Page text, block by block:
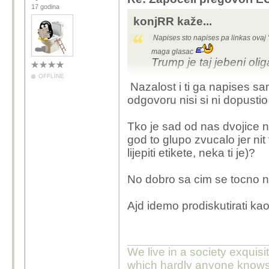
Uostalom, jedan
JudgingFreedom YT
17 godina
OFFLINE
konjRR kaže...
Napises sto napises pa linkas
maga glasac
Trump je taj jebeni
Nazalost i ti ga napises
odgovoru nisi si ni
Tko je sad od nas dvojice
god to glupo zvucalo jer
lijepiti etikete, neka ti je)?
No dobro sa cim se tocno
Ajd idemo prodiskutirati
We live in a society
which hardly anyone